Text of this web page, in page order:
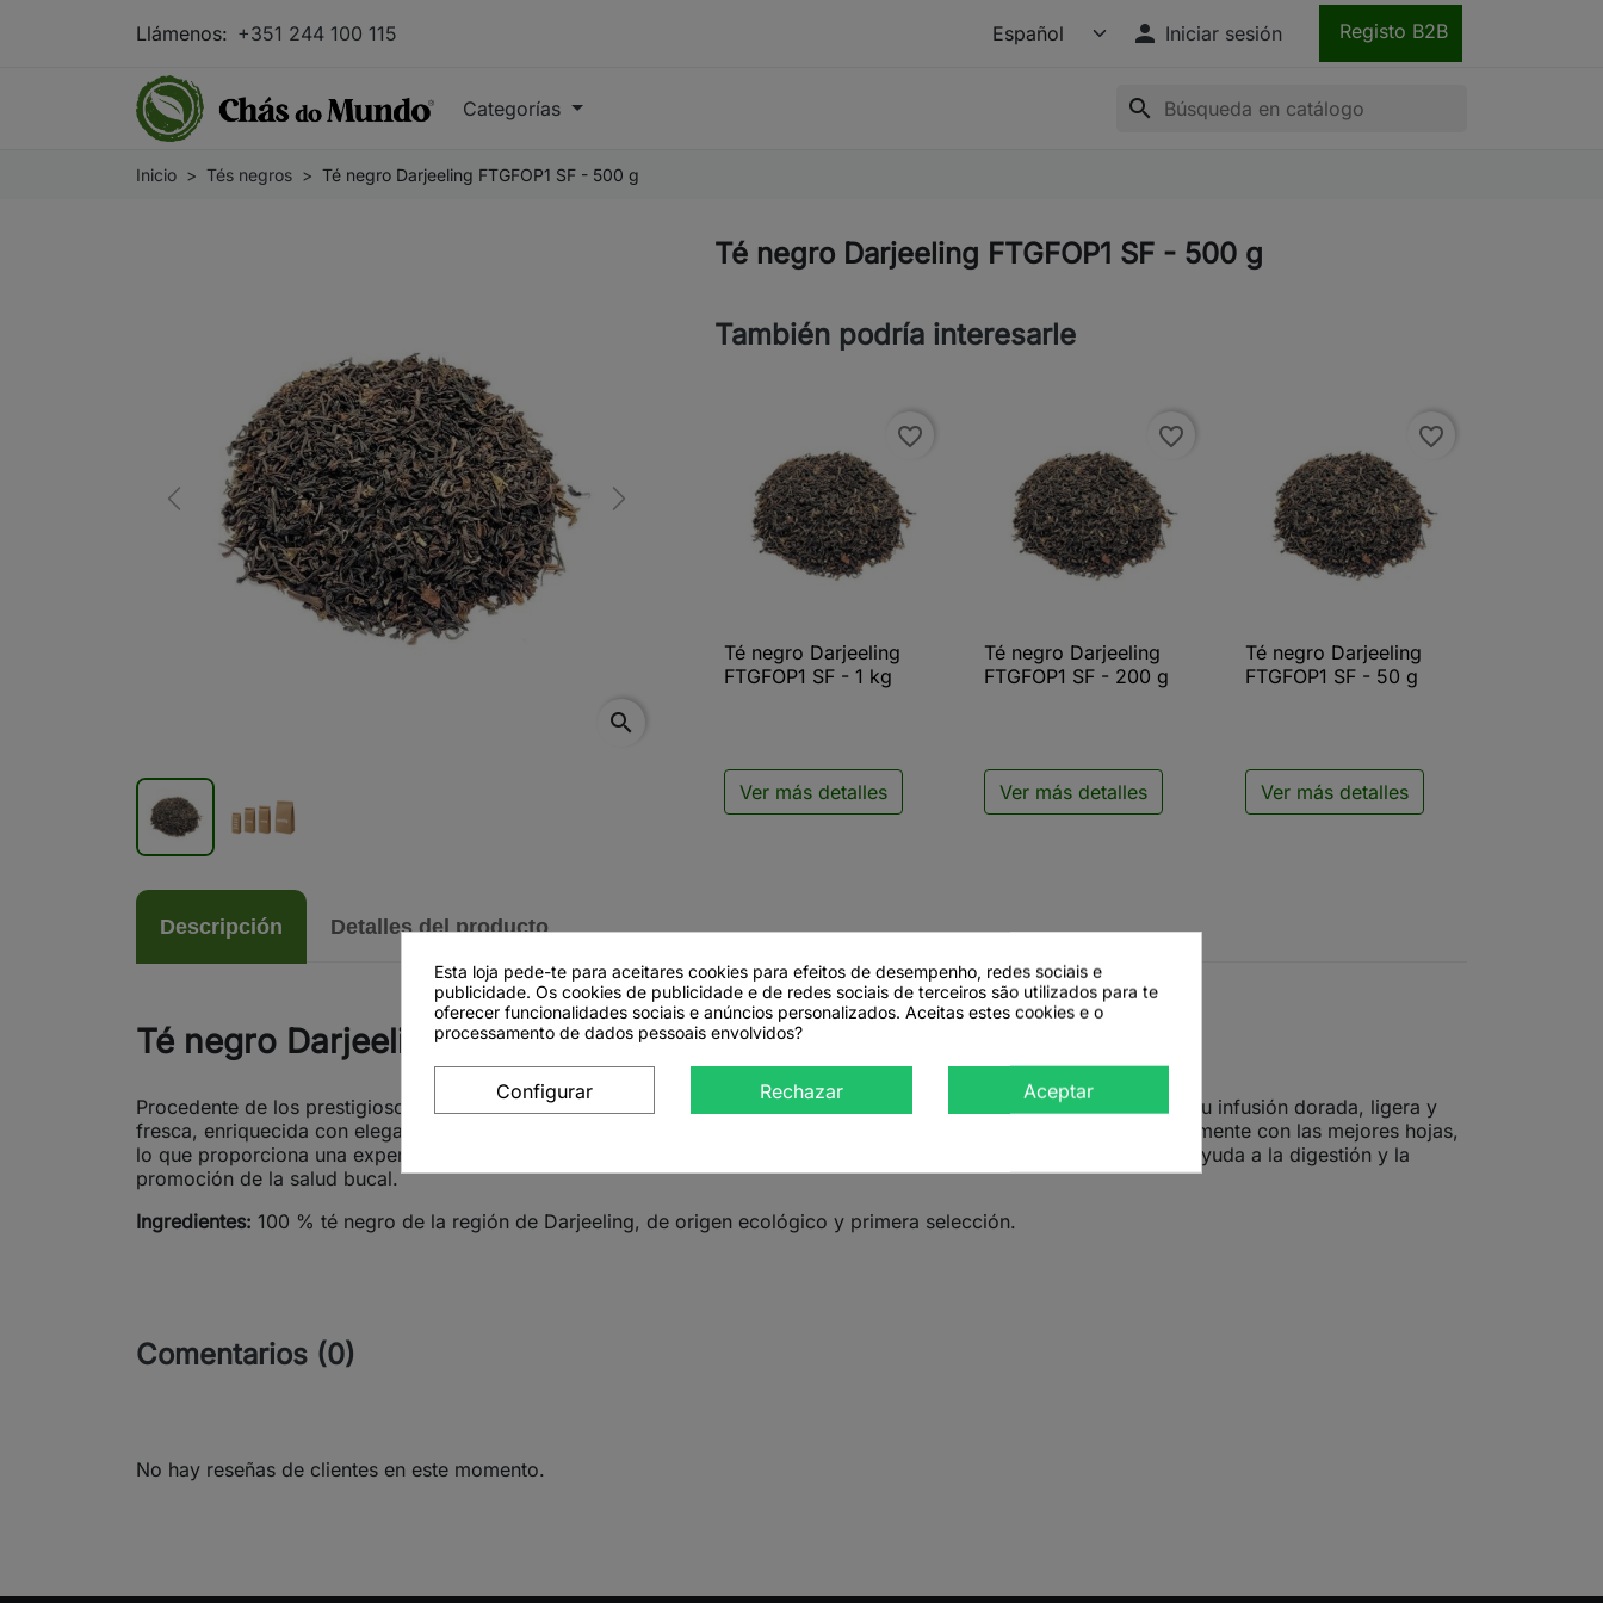
Llámenos: +351 244 100 115  Iniciar sesión Registo B2B
Categorías search
Inicio Tés negros Té negro Darjeeling FTGFOP1 SF - 500 g
Previous Next
search
Té negro Darjeeling FTGFOP1 SF - 500 g
También podría interesarle
favorite_border
 Vista rápida
Té negro Darjeeling
FTGFOP1 SF - 1 kg
Ver más detalles
favorite_border
 Vista rápida
Té negro Darjeeling
FTGFOP1 SF - 200 g
Ver más detalles
favorite_border
 Vista rápida
Té negro Darjeeling
FTGFOP1 SF - 50 g
Ver más detalles
Descripción Detalles del producto
Té negro Darjeeling FTGFOP1 – Superior
Procedente de los prestigiosos jardines de Darjeeling, en la India, este té ecológico de primera cosecha destaca por su infusión dorada, ligera y
fresca, enriquecida con elegantes notas florales. Reconocido como el «champán de los tés negros», se elabora únicamente con las mejores hojas,
lo que proporciona una experiencia refinada y aromática. Entre sus beneficios destacan el aumento de la energía, la ayuda a la digestión y la
promoción de la salud bucal.
Ingredientes: 100 % té negro de la región de Darjeeling, de origen ecológico y primera selección.
Comentarios (0)
No hay reseñas de clientes en este momento.
Esta loja pede-te para aceitares cookies para efeitos de desempenho, redes sociais e
publicidade. Os cookies de publicidade e de redes sociais de terceiros são utilizados para te
oferecer funcionalidades sociais e anúncios personalizados. Aceitas estes cookies e o
processamento de dados pessoais envolvidos?
Configurar Rechazar Aceptar